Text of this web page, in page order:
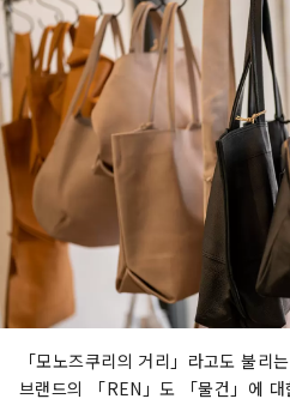
「모노즈쿠리의 거리」라고도 불리
브랜드의 「REN」도 「물건」에